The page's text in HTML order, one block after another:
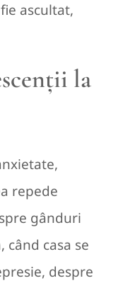
ascultat,
la
repede
gânduri
când casa se
despre